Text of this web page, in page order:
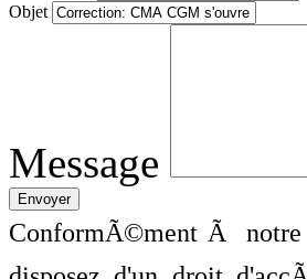
Objet
Message
ConformÃ©ment Ã notre